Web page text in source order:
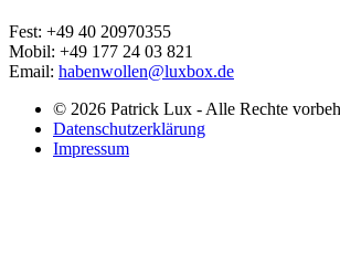
Fest: +49 40 20970355
Mobil: +49 177 24 03 821
Email: habenwollen@luxbox.de
© 2026 Patrick Lux - Alle Rechte
Datenschutzerklärung
Impressum